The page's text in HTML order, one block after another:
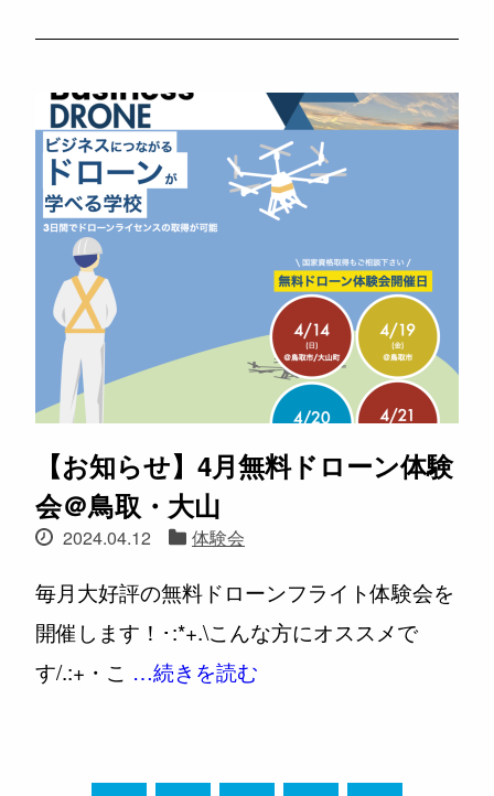
【お知らせ】4月無料ドローン体験
会＠鳥取・大山
2024.04.12 体験会
毎月大好評の無料ドローンフライト体験会を
開催します！​･:*+.\こんな方にオススメで
す/.:+・こ …続きを読む